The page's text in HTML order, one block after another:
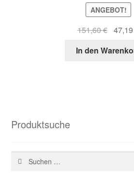
ANGEBOT!
151,60€
war:
In den
Produktsuche
Suchen